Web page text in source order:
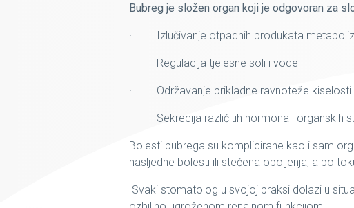
Bubreg je složen organ koji je odgovoran za
· Izlučivanje otpadnih produkata
· Regulacija tjelesne soli i vode
· Održavanje prikladne ravnoteže kiselosti
· Sekrecija različitih hormona i organskih
Bolesti bubrega su komplicirane kao i sam
nasljedne bolesti ili stečena oboljenja, a po
Svaki stomatolog u svojoj praksi dolazi u